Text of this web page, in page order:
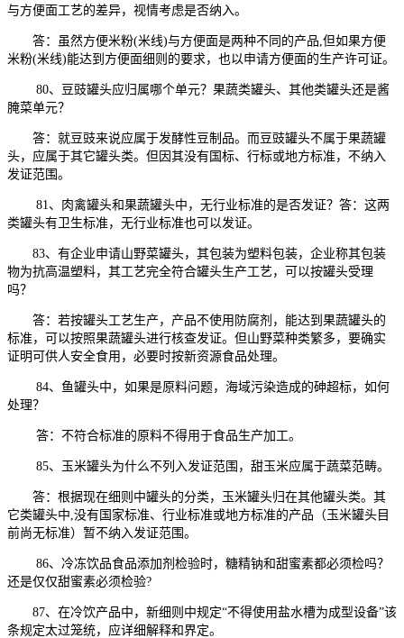
与方便面工艺的差异，视情考虑是否纳入。
答：虽然方便米粉(米线)与方便面是两种不同的产品,但如果方便
米粉(米线)能达到方便面细则的要求，也以申请方便面的生产许可证。
80、豆豉罐头应归属哪个单元？果蔬类罐头、其他类罐头还是酱
腌菜单元？
答：就豆豉来说应属于发酵性豆制品。而豆豉罐头不属于果蔬罐
头，应属于其它罐头类。但因其没有国标、行标或地方标准，不纳入
发证范围。
81、肉禽罐头和果蔬罐头中，无行业标准的是否发证？答：这两
类罐头有卫生标准，无行业标准也可以发证。
83、有企业申请山野菜罐头，其包装为塑料包装，企业称其包装
物为抗高温塑料，其工艺完全符合罐头生产工艺，可以按罐头受理
吗？
答：若按罐头工艺生产，产品不使用防腐剂，能达到果蔬罐头的
标准，可以按照果蔬罐头进行核查发证。但山野菜种类繁多，要确实
证明可供人安全食用，必要时按新资源食品处理。
84、鱼罐头中，如果是原料问题，海域污染造成的砷超标，如何
处理？
答：不符合标准的原料不得用于食品生产加工。
85、玉米罐头为什么不列入发证范围，甜玉米应属于蔬菜范畴。
答：根据现在细则中罐头的分类，玉米罐头归在其他罐头类。其
它类罐头中,没有国家标准、行业标准或地方标准的产品（玉米罐头目
前尚无标准）暂不纳入发证范围。
86、冷冻饮品食品添加剂检验时，糖精钠和甜蜜素都必须检吗？
还是仅仅甜蜜素必须检验?
87、在冷饮产品中，新细则中规定“不得使用盐水槽为成型设备”该
条规定太过笼统，应详细解释和界定。